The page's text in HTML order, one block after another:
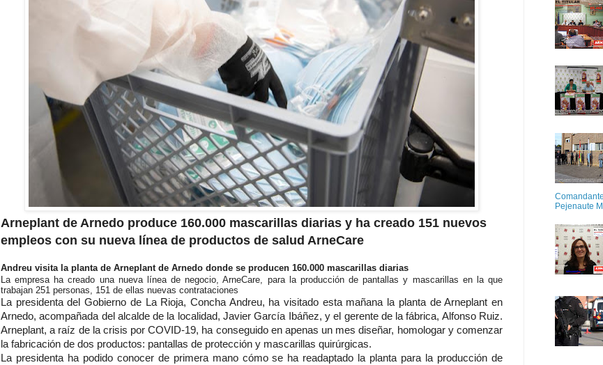
Arneplant de Arnedo produce 160.000 mascarillas diarias y ha creado 151 nuevos
empleos con su nueva línea de productos de salud ArneCare
Andreu visita la planta de Arneplant de Arnedo donde se producen 160.000 mascarillas diarias
La empresa ha creado una nueva línea de negocio, ArneCare, para la producción de pantallas y mascarillas en la que
trabajan 251 personas, 151 de ellas nuevas contrataciones
La presidenta del Gobierno de La Rioja, Concha Andreu, ha visitado esta mañana la planta de Arneplant en
Arnedo, acompañada del alcalde de la localidad, Javier García Ibáñez, y el gerente de la fábrica, Alfonso Ruiz.
Arneplant, a raíz de la crisis por COVID-19, ha conseguido en apenas un mes diseñar, homologar y comenzar
la fabricación de dos productos: pantallas de protección y mascarillas quirúrgicas.
La presidenta ha podido conocer de primera mano cómo se ha readaptado la planta para la producción de
Pejenaute